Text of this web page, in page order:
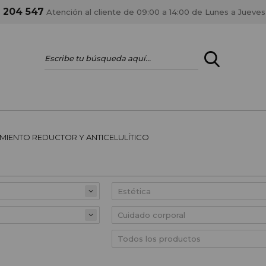
ENTRAR
estar al día en los
como tal y disfrutar de
204 547 Atención al cliente de 09:00 a 14:00 de Lunes a
REDUCTOR Y ANTICELULÍTICO